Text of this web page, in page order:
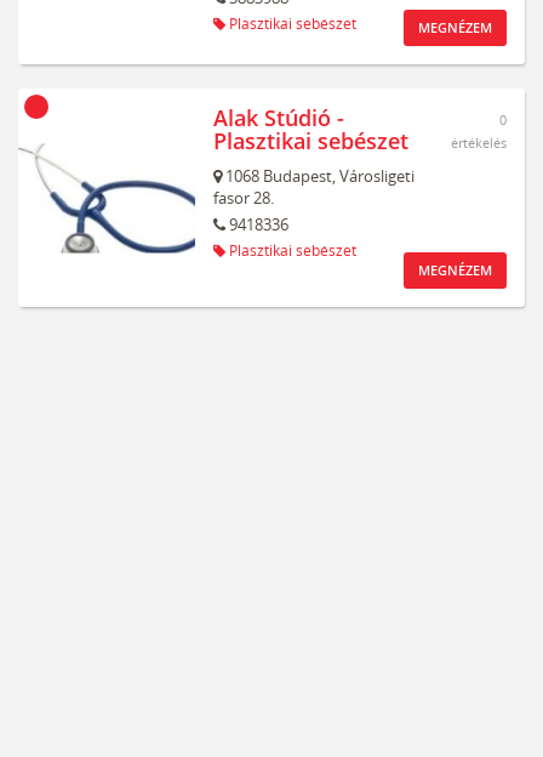
Plasztikai sebészet MEGNÉZEM
Alak Stúdió -
Plasztikai sebészet
1068 Budapest,Városligeti
fasor 28.
9418336
Plasztikai sebészet
0
értékelés
MEGNÉZEM